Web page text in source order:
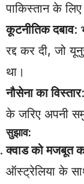
पाकिस्तान के
कूटनीतिक दबाव:
रद्द कर दी, जो
था।
नौसेना का विस्तार
के जरिए अपनी
सुझाव:
क्वाड को मजबूत
ऑस्ट्रेलिया के